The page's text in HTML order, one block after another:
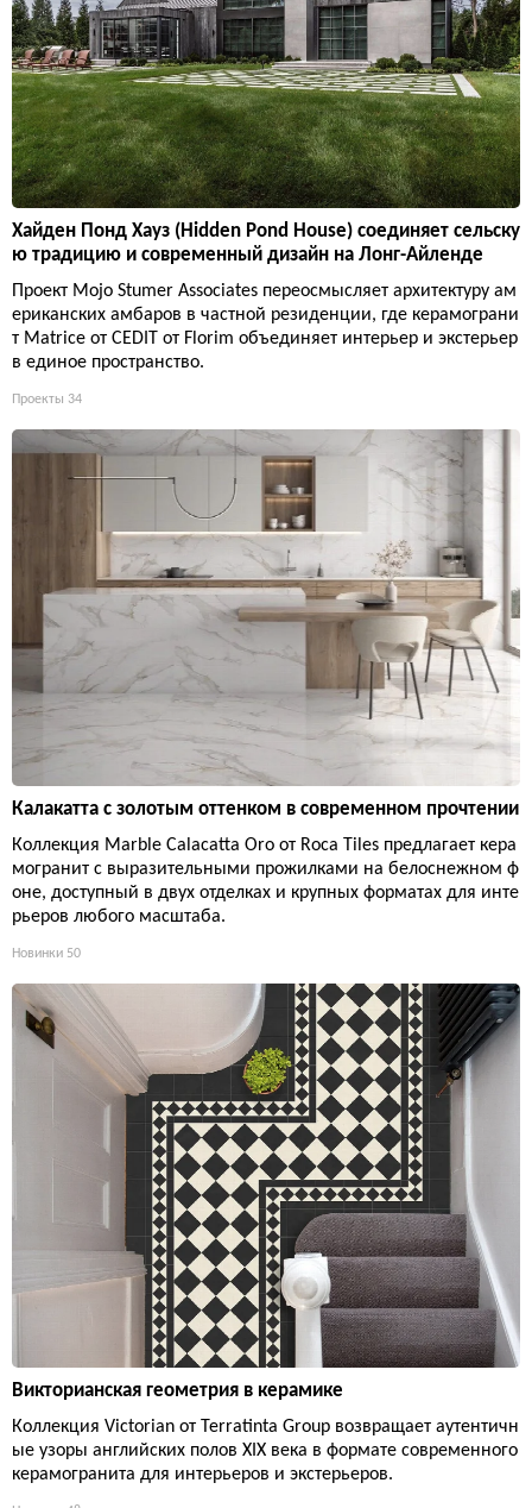
Хайден Понд Хауз (Hidden Pond House) соединяет сельску
ю традицию и современный дизайн на Лонг-Айленде
Проект Mojo Stumer Associates переосмысляет архитектуру ам
ериканских амбаров в частной резиденции, где керамограни
т Matrice от CEDIT от Florim объединяет интерьер и экстерьер
в единое пространство.
Проекты 34
Калакатта с золотым оттенком в современном прочтении
Коллекция Marble Calacatta Oro от Roca Tiles предлагает кера
могранит с выразительными прожилками на белоснежном ф
оне, доступный в двух отделках и крупных форматах для инте
рьеров любого масштаба.
Новинки 50
Викторианская геометрия в керамике
Коллекция Victorian от Terratinta Group возвращает аутентичн
ые узоры английских полов XIX века в формате современного
керамогранита для интерьеров и экстерьеров.